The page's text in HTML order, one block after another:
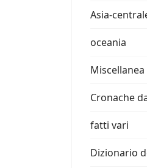
Asia-
oceania
Miscellanea
Cronache
fatti vari
Dizionario